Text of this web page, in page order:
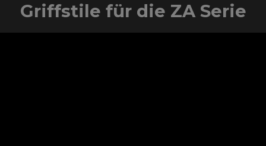
Griffstile für die ZA Serie